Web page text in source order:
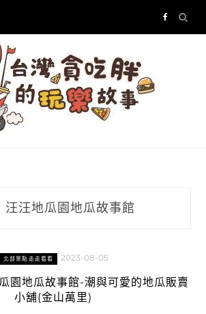
汪汪地瓜園地瓜故事館
北部景點走走看看 2023-08-05
園地瓜故事館-潮與可愛的地瓜販賣
小舖(金山萬里)